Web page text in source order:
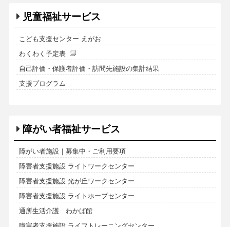
児童福祉サービス
こども支援センター えがお
わくわく予定表
自己評価・保護者評価・訪問先施設の集計結果
支援プログラム
障がい者福祉サービス
障がい者施設｜募集中・ご利用要項
障害者支援施設 ライトワークセンター
障害者支援施設 光が丘ワークセンター
障害者支援施設 ライトホープセンター
通所生活介護 わかば館